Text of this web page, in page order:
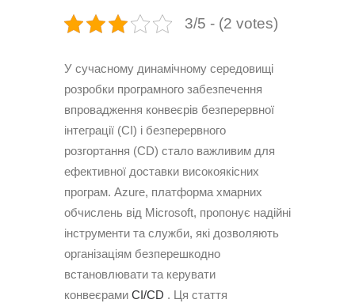
3/5 - (2 votes)
У сучасному динамічному середовищі
розробки програмного забезпечення
впровадження конвеєрів безперервної
інтеграції (CI) і безперервного
розгортання (CD) стало важливим для
ефективної доставки високоякісних
програм. Azure, платформа хмарних
обчислень від Microsoft, пропонує надійні
інструменти та служби, які дозволяють
організаціям безперешкодно
встановлювати та керувати
конвеєрами CI/CD . Ця стаття